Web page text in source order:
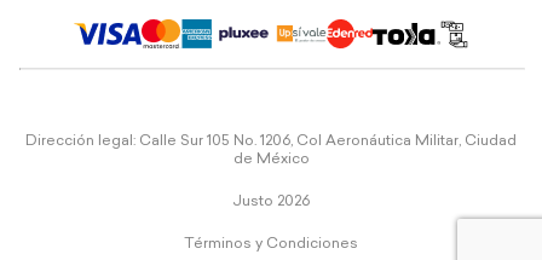
Dirección legal: Calle Sur 105 No. 1206, Col Aeronáutica Militar, Ciudad
de México
Justo 2026
Términos y Condiciones